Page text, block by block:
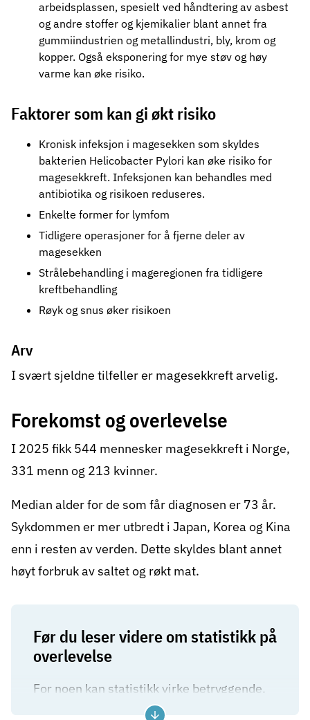
arbeidsplassen, spesielt ved håndtering av asbest
og andre stoffer og kjemikalier blant annet fra
gummiindustrien og metallindustri, bly, krom og
kopper. Også eksponering for mye støv og høy
varme kan øke risiko.
Faktorer som kan gi økt risiko
Kronisk infeksjon i magesekken som skyldes
bakterien Helicobacter Pylori kan øke risiko for
magesekkreft. Infeksjonen kan behandles med
antibiotika og risikoen reduseres.
Enkelte former for lymfom
Tidligere operasjoner for å fjerne deler av
magesekken
Strålebehandling i mageregionen fra tidligere
kreftbehandling
Røyk og snus øker risikoen
Arv
I svært sjeldne tilfeller er magesekkreftarvelig.
Forekomst og overlevelse
I 2025 fikk 544 mennesker magesekkreft i Norge,
331 menn og 213 kvinner.
Median alder for de som får diagnosen er 73 år.
Sykdommen er mer utbredt i Japan, Korea og Kina
enn i resten av verden. Dette skyldes blant annet
høyt forbruk av saltet og røkt mat.
Før du leser videre om statistikk på
overlevelse
For noen kan statistikk virke betryggende.
For andre kan tallene oppleves som